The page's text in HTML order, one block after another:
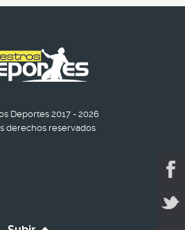
Deportes 2017 - 2026
derechos reservados